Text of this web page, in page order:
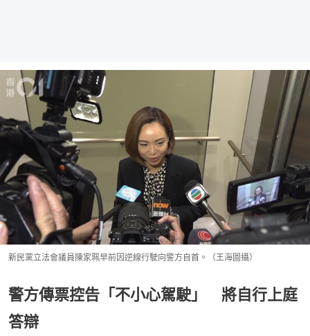
新民黨立法會議員陳家珮早前因逆線行駛向警方自首。（王海圖攝）
警方傳票控告「不小心駕駛」 將自行上庭
答辯